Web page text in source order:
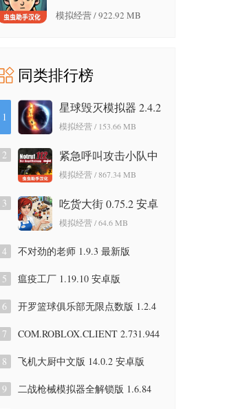
模拟经营 / 922.92 MB
同类排行榜
1
星球毁灭模拟器 2.4.2
安卓版
模拟经营 / 153.66 MB
2
紧急呼叫攻击小队中
文版 1.0.36 安卓版
模拟经营 / 867.34 MB
3
吃货大街 0.75.2 安卓
版
模拟经营 / 64.6 MB
4 不对劲的老师 1.9.3 最新版
5 瘟疫工厂 1.19.10 安卓版
6
开罗篮球俱乐部无限点数版 1.2.4
7
COM.ROBLOX.CLIENT 2.731.944
8
飞机大厨中文版 14.0.2 安卓版
9
二战枪械模拟器全解锁版 1.6.84